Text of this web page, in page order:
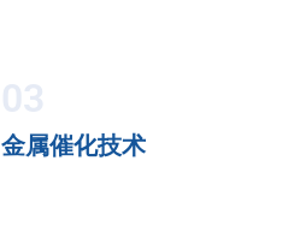
03
金属催化技术